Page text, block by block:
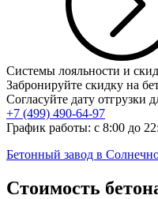
Системы лояльности и
Забронируйте скидку на
Согласуйте дату отгрузки
+7 (499) 490-64-97
График работы: с 8:00 до
Бетонный завод в
Стоимость